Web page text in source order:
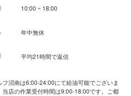
10:00 ~ 18:00
年中無休
平均21時間で返信
フ沼南は6:00-24:00にて給油可能でございま
店の作業受付時間は9:00-18:00です。ご都